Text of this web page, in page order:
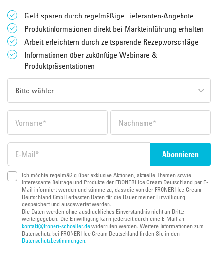
Geld sparen durch regelmäßige Lieferanten-Angebote
Produktinformationen direkt bei Markteinführung erhalten
Arbeit erleichtern durch zeitsparende Rezeptvorschläge
Informationen über zukünftige Webinare &
Produktpräsentationen
Ich möchte regelmäßig über exklusive Aktionen, aktuelle Themen sowie
interessante Beiträge und Produkte der FRONERI Ice Cream Deutschland per E-
Mail informiert werden und stimme zu, dass die von der FRONERI Ice Cream
Deutschland GmbH erfassten Daten für die Dauer meiner Einwilligung
gespeichert und ausgewertet werden.
Die Daten werden ohne ausdrückliches Einverständnis nicht an Dritte
weitergegeben. Die Einwilligung kann jederzeit durch eine E-Mail an
kontakt@froneri-schoeller.dewiderrufen werden. Weitere Informationen zum
Datenschutz bei FRONERI Ice Cream Deutschland finden Sie in den
Datenschutzbestimmungen.